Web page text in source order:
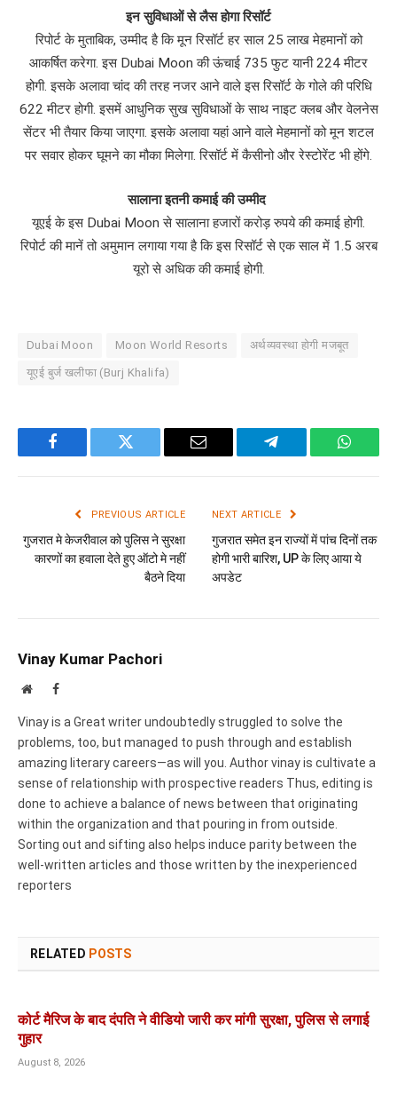
इन सुविधाओं से लैस होगा रिसॉर्ट
रिपोर्ट के मुताबिक, उम्मीद है कि मून रिसॉर्ट हर साल 25 लाख मेहमानों को
आकर्षित करेगा. इस Dubai Moon की ऊंचाई 735 फुट यानी 224 मीटर
होगी. इसके अलावा चांद की तरह नजर आने वाले इस रिसॉर्ट के गोले की परिधि
622 मीटर होगी. इसमें आधुनिक सुख सुविधाओं के साथ नाइट क्लब और वेलनेस
सेंटर भी तैयार किया जाएगा. इसके अलावा यहां आने वाले मेहमानों को मून शटल
पर सवार होकर घूमने का मौका मिलेगा. रिसॉर्ट में कैसीनो और रेस्टोरेंट भी होंगे.
सालाना इतनी कमाई की उम्मीद
यूएई के इस Dubai Moon से सालाना हजारों करोड़ रुपये की कमाई होगी.
रिपोर्ट की मानें तो अमुमान लगाया गया है कि इस रिसॉर्ट से एक साल में 1.5 अरब
यूरो से अधिक की कमाई होगी.
Dubai Moon Moon World Resorts अर्थव्यवस्था होगी मजबूत
यूएई बुर्ज खलीफा (Burj Khalifa)
Facebook Twitter Email Telegram
PREVIOUS ARTICLE
गुजरात मे केजरीवाल को पुलिस ने सुरक्षा
कारणों का हवाला देते हुए ऑटो मे नहीं
बैठने दिया
NEXT ARTICLE
गुजरात समेत इन राज्यों में पांच दिनों तक
होगी भारी बारिश, UP के लिए आया ये
अपडेट
Vinay Kumar Pachori
WebsiteFacebook
Vinay is a Great writer undoubtedly struggled to solve the
problems, too, but managed to push through and establish
amazing literary careers—as will you. Author vinay is cultivate a
sense of relationship with prospective readers Thus, editing is
done to achieve a balance of news between that originating
within the organization and that pouring in from outside.
Sorting out and sifting also helps induce parity between the
well-written articles and those written by the inexperienced
reporters
RELATED POSTS
कोर्ट मैरिज के बाद दंपति ने वीडियो जारी कर मांगी सुरक्षा, पुलिस से लगाई
गुहार
August 8, 2026